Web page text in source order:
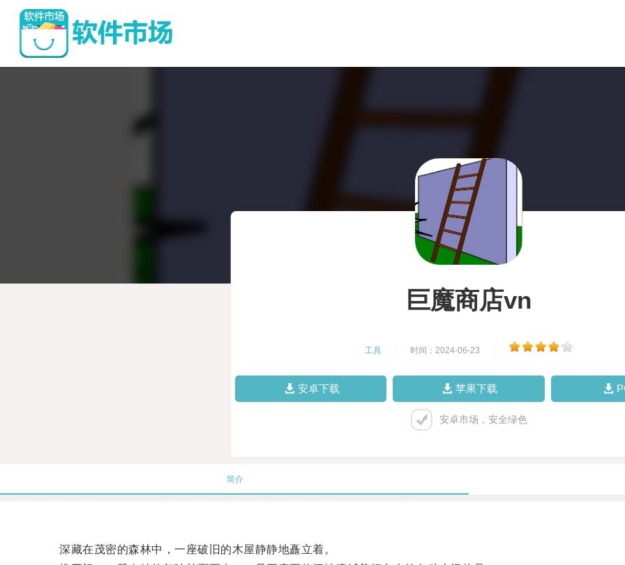
巨魔商店vn
工具 时间：2024-06-23
安卓下载 苹果下载
安卓市场，安全绿色
简介
深藏在茂密的森林中，一座破旧的木屋静静地矗立着。